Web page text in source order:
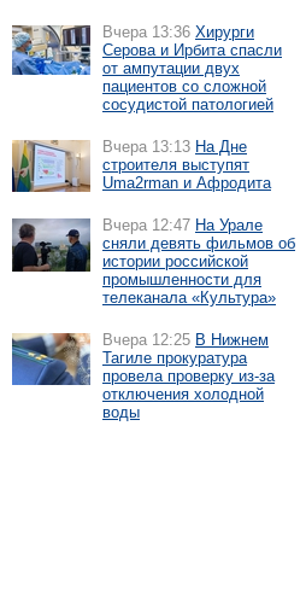
Вчера 13:36 Хирурги
Серова и Ирбита спасли
от ампутации двух
пациентов со сложной
сосудистой патологией
Вчера 13:13 На Дне
строителя выступят
Uma2rman и Афродита
Вчера 12:47 На Урале
сняли девять фильмов об
истории российской
промышленности для
телеканала «Культура»
Вчера 12:25 В Нижнем
Тагиле прокуратура
провела проверку из-за
отключения холодной
воды